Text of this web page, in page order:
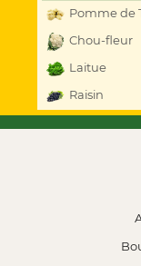
Pomme de
Chou-fleur
Laitue
Raisin